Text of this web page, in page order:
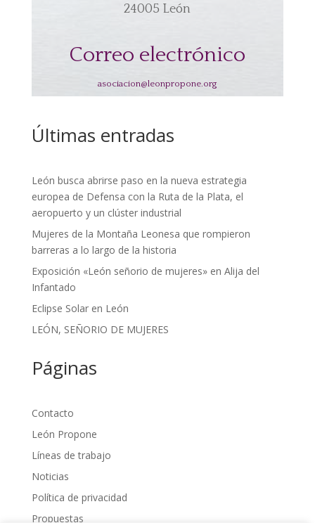
24005 León
Correo electrónico
asociacion@leonpropone.org
Últimas entradas
León busca abrirse paso en la nueva estrategia
europea de Defensa con la Ruta de la Plata, el
aeropuerto y un clúster industrial
Mujeres de la Montaña Leonesa que rompieron
barreras a lo largo de la historia
Exposición «León señorio de mujeres» en Alija del
Infantado
Eclipse Solar en León
LEÓN, SEÑORIO DE MUJERES
Páginas
Contacto
León Propone
Líneas de trabajo
Noticias
Política de privacidad
Propuestas